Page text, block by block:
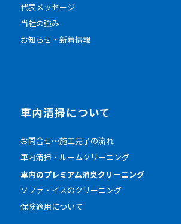
代表メッセージ
当社の強み
お知らせ・新着情報
車内清掃について
お問合せ～施工完了の流れ
車内清掃・ルームクリーニング
車内のプレミアム消臭クリーニング
ソファ・イスのクリーニング
保険適用について